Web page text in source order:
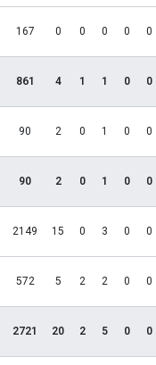
167 0 0 0 0 0
861 4 1 1 0 0
90 2 0 1 0 0
90 2 0 1 0 0
2149 15 0 3 0 0
572 5 2 2 0 0
2721 20 2 5 0 0